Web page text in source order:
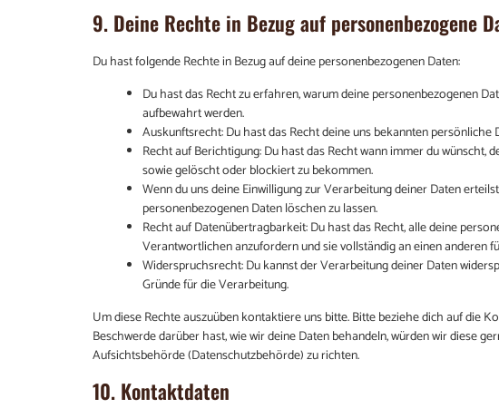
9. Deine Rechte in Bezug auf personenbezogene
Du hast folgende Rechte in Bezug auf deine personenbezogenen Daten:
Du hast das Recht zu erfahren, warum deine personenbezogenen
aufbewahrt werden.
Auskunftsrecht: Du hast das Recht deine uns bekannten persönliche
Recht auf Berichtigung: Du hast das Recht wann immer du
sowie gelöscht oder blockiert zu bekommen.
Wenn du uns deine Einwilligung zur Verarbeitung deiner Daten
personenbezogenen Daten löschen zu lassen.
Recht auf Datenübertragbarkeit: Du hast das Recht, alle deine
Verantwortlichen anzufordern und sie vollständig an einen anderen
Widerspruchsrecht: Du kannst der Verarbeitung deiner Daten
Gründe für die Verarbeitung.
Um diese Rechte auszuüben kontaktiere uns bitte. Bitte beziehe dich auf die
Beschwerde darüber hast, wie wir deine Daten behandeln, würden wir diese
Aufsichtsbehörde (Datenschutzbehörde) zu richten.
10. Kontaktdaten